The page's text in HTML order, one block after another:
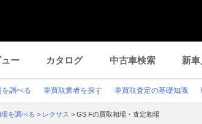
ュー カタログ 中古車検索 新車
調べる 車買取業者を探す 車買取査定の基礎知識
を調べる > レクサス > GS Fの買取相場・査定相場